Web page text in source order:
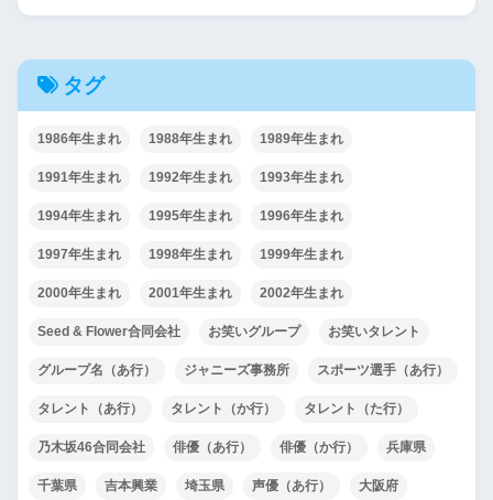
タグ
1986年生まれ 1988年生まれ 1989年生まれ
1991年生まれ 1992年生まれ 1993年生まれ
1994年生まれ 1995年生まれ 1996年生まれ
1997年生まれ 1998年生まれ 1999年生まれ
2000年生まれ 2001年生まれ 2002年生まれ
Seed & Flower合同会社 お笑いグループ お笑いタレント
グループ名（あ行） ジャニーズ事務所 スポーツ選手（あ行）
タレント（あ行） タレント（か行） タレント（た行）
乃木坂46合同会社 俳優（あ行） 俳優（か行） 兵庫県
千葉県 吉本興業 埼玉県 声優（あ行） 大阪府